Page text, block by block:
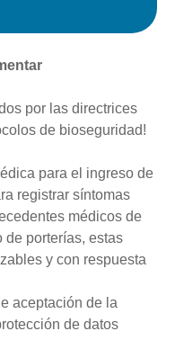
por las directrices
de bioseguridad!
para el ingreso de
registrar síntomas
médicos de
de porterías, estas
y con respuesta
aceptación de la
de datos